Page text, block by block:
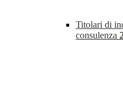
Titolari di
consulenza